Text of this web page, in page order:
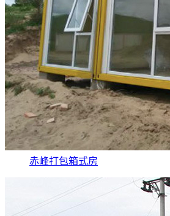
赤峰打包箱式房